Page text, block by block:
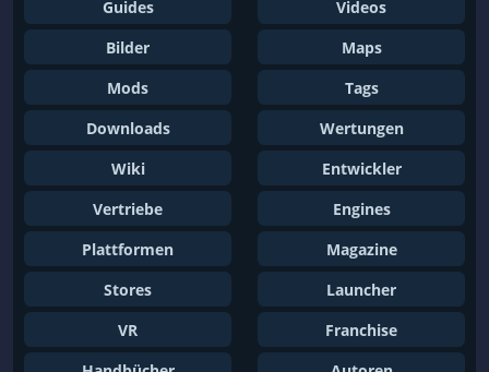
Guides
Videos
Bilder
Maps
Mods
Tags
Downloads
Wertungen
Wiki
Entwickler
Vertriebe
Engines
Plattformen
Magazine
Stores
Launcher
VR
Franchise